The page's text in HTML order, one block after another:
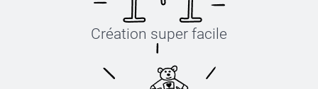
Création super facile